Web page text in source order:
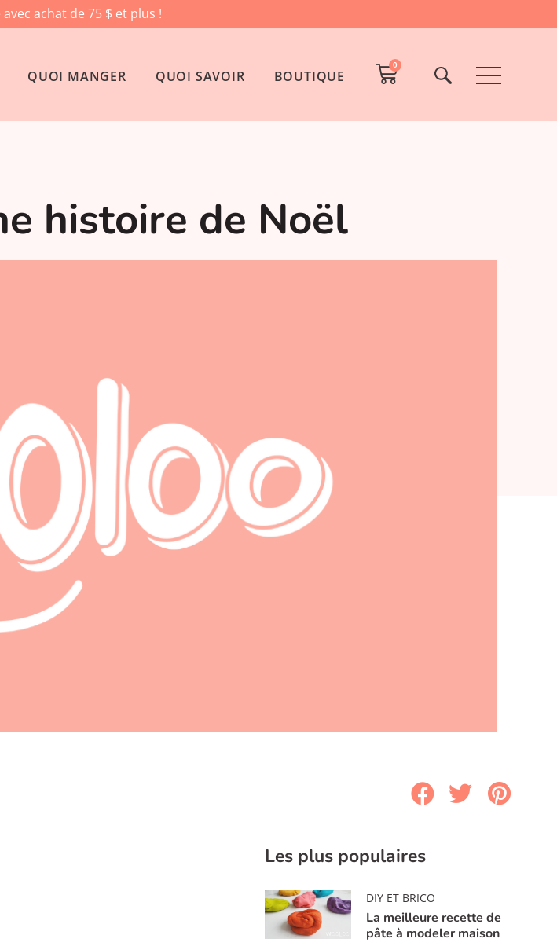
achat de 75 $ et plus !
QUOI MANGER QUOI SAVOIR BOUTIQUE
0
histoire de Noël
Les plus populaires
DIY ET BRICO
La meilleure recette de
pâte à modeler maison